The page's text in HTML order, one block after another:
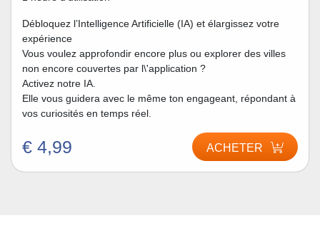
Débloquez l’Intelligence Artificielle (IA) et élargissez votre
expérience
Vous voulez approfondir encore plus ou explorer des villes
non encore couvertes par l\'application ?
Activez notre IA.
Elle vous guidera avec le même ton engageant, répondant à
vos curiosités en temps réel.
€ 4,99 ACHETER